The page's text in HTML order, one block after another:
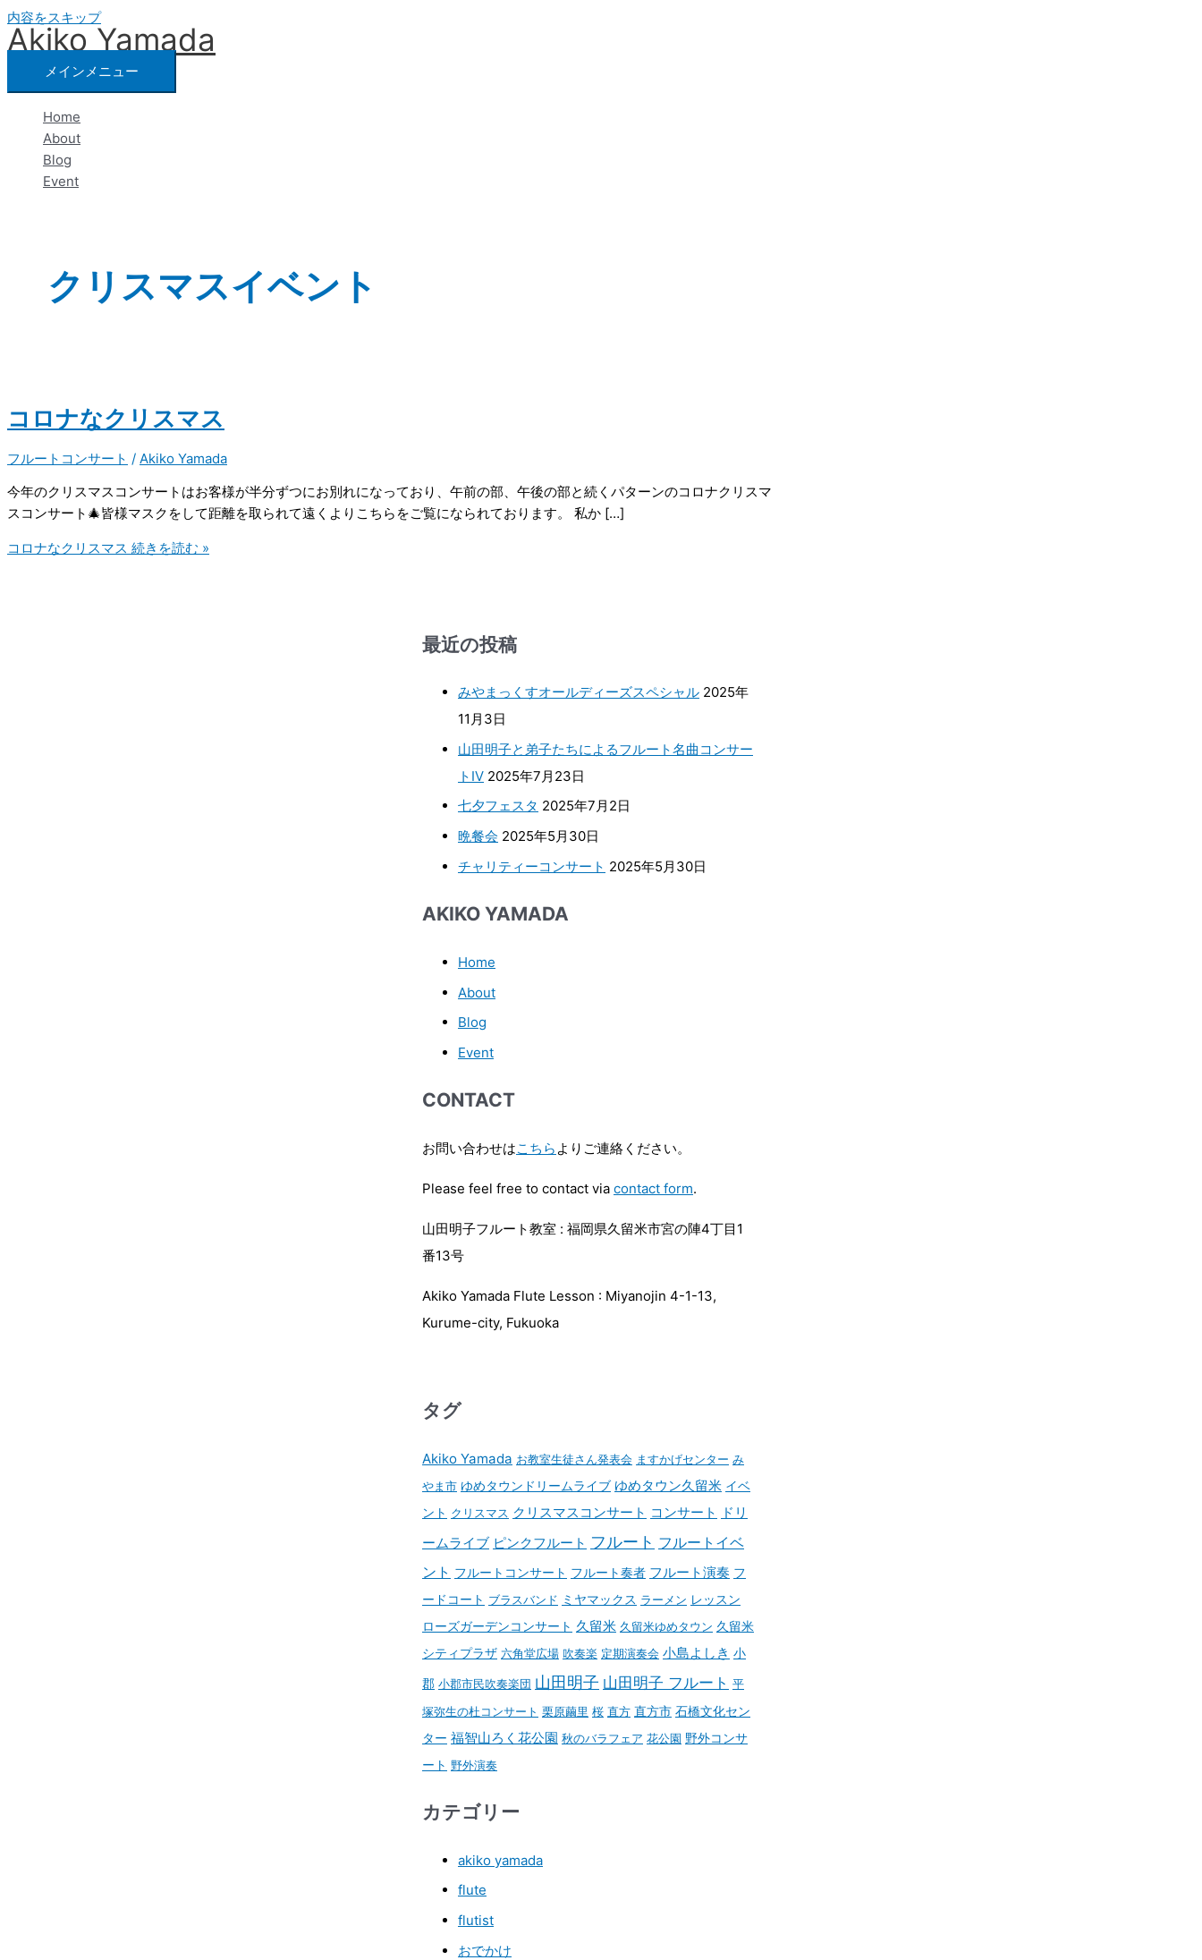
内容をスキップ
Akiko Yamada
メインメニュー
Home
About
Blog
Event
クリスマスイベント
コロナなクリスマス
フルートコンサート / Akiko Yamada
今年のクリスマスコンサートはお客様が半分ずつにお別れになっており、午前の部、午後の部と続くパターンのコロナクリスマ
スコンサート🎄皆様マスクをして距離を取られて遠くよりこちらをご覧になられております。 私か […]
コロナなクリスマス 続きを読む »
最近の投稿
みやまっくすオールディーズスペシャル 2025年
11月3日
山田明子と弟子たちによるフルート名曲コンサー
トⅣ 2025年7月23日
七夕フェスタ 2025年7月2日
晩餐会 2025年5月30日
チャリティーコンサート 2025年5月30日
AKIKO YAMADA
Home
About
Blog
Event
CONTACT
お問い合わせはこちら よりご連絡ください。
Please feel free to contact via contact form.
山田明子フルート教室 : 福岡県久留米市宮の陣4丁目1
番13号
Akiko Yamada Flute Lesson : Miyanojin 4-1-13,
Kurume-city, Fukuoka
タグ
Akiko Yamada お教室生徒さん発表会 ますかげセンター み
やま市 ゆめタウンドリームライブ ゆめタウン久留米 イベ
ント クリスマス クリスマスコンサート コンサート
ドリ
ームライブ ピンクフルート フルート フルートイベ
ント フルートコンサート フルート奏者 フルート演奏 フ
ードコート ブラスバンド ミヤマックス ラーメン レッスン
ローズガーデンコンサート 久留米 久留米ゆめタウン 久留米
シティプラザ 六角堂広場 吹奏楽 定期演奏会 小島よしき 小
郡 小郡市民吹奏楽団 山田明子 山田明子 フルート 平
塚弥生の杜コンサート 栗原繭里 桜 直方 直方市 石橋文化セン
ター 福智山ろく花公園 秋のバラフェア 花公園 野外コンサ
ート 野外演奏
カテゴリー
akiko yamada
flute
flutist
おでかけ